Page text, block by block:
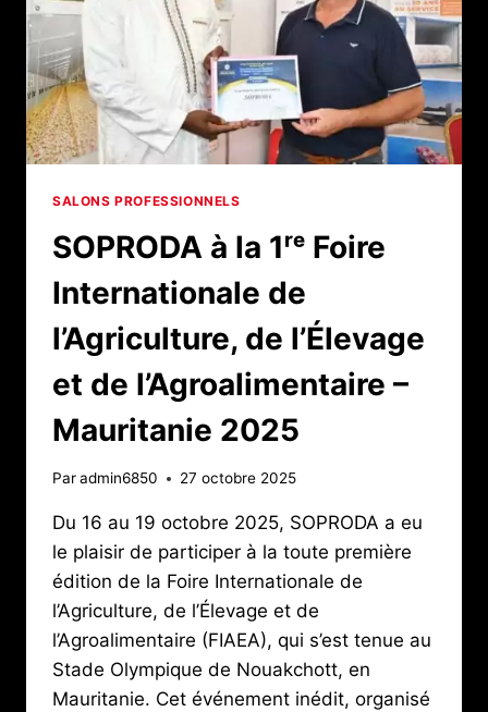
SALONS PROFESSIONNELS
SOPRODA à la 1ʳᵉ Foire
Internationale de
l’Agriculture, de l’Élevage
et de l’Agroalimentaire –
Mauritanie 2025
Paradmin6850 27 octobre 2025
Du 16 au 19 octobre 2025, SOPRODA a eu
le plaisir de participer à la toute première
édition de la Foire Internationale de
l’Agriculture, de l’Élevage et de
l’Agroalimentaire (FIAEA), qui s’est tenue au
Stade Olympique de Nouakchott, en
Mauritanie. Cet événement inédit, organisé